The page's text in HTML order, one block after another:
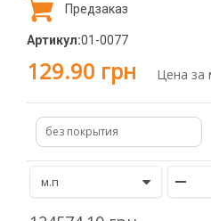
Предзаказ
Артикул:01-0077
129.90 грн Цена за
без покрытия